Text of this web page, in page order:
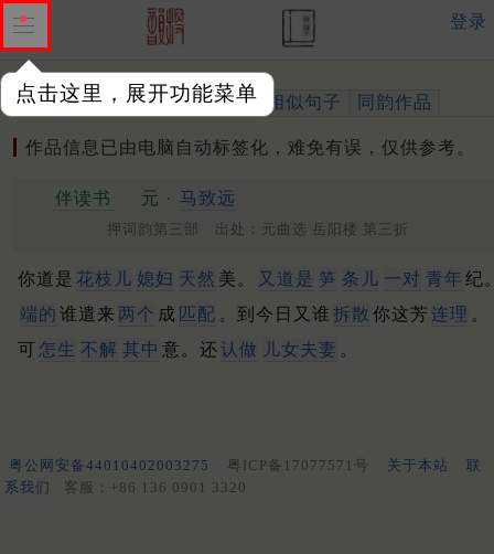
点击这里，展开功能菜单
登录
作品 标注四声 出处、引用 相似句子 同韵作品
作品信息已由电脑自动标签化，难免有误，仅供参考。
伴读书 元 · 马致远
押词韵第三部 出处：元曲选 岳阳楼 第三折
你道是 花枝儿 媳妇 天然 美。 又道是 笋 条儿 一对 青年 纪
端的 谁遣来 两个 成 匹配 。到今日又谁 拆散 你这芳 连理 。
可 怎生 不解 其中 意。还 认做 儿女夫妻 。
粤公网安备44010402003275 粤ICP备17077571号 关于本站
联
系我们
客服：+86 136 0901 3320